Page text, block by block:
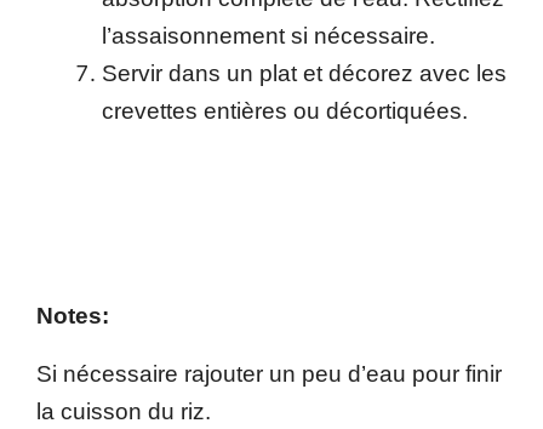
l’assaisonnement si nécessaire.
Servir dans un plat et décorez avec les
crevettes entières ou décortiquées.
Notes:
Si nécessaire rajouter un peu d’eau pour finir
la cuisson du riz.